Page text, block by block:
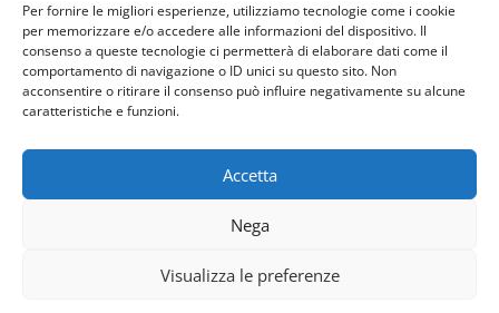
Per fornire le migliori esperienze, utilizziamo tecnologie come i cookie
per memorizzare e/o accedere alle informazioni del dispositivo. Il
consenso a queste tecnologie ci permetterà di elaborare dati come il
comportamento di navigazione o ID unici su questo sito. Non
acconsentire o ritirare il consenso può influire negativamente su alcune
caratteristiche e funzioni.
Accetta
Nega
Visualizza le preferenze
Chi siamo
Privacy Policy
Informativa sull’uso dei cookie
Condizioni di vendita